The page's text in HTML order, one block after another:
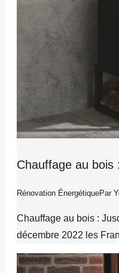
Chauffage au bois
Rénovation ÉnergétiquePar
Chauffage au bois :
décembre 2022 les